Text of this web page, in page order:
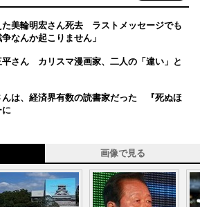
た美輪明宏さん死去 ラストメッセージでも
なんか起こりません」
平さん カリスマ漫画家、二人の「違い」と
んは、経済界有数の読書家だった 『死ぬほ
画像で見る